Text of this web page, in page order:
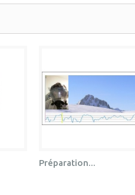
Préparation...